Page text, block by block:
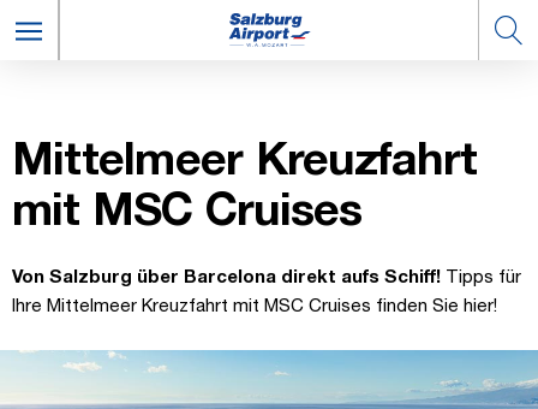
Mit­telmeer Kreuz­fahrt
mit MSC Cruises
Von Salzburg über Barcelona direkt aufs Schiff! Tipps für
Ihre Mittelmeer Kreuzfahrt mit MSC Cruises finden Sie hier!